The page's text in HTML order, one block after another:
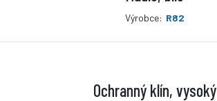
Výrobce: R82
Ochranný klín, vysoký